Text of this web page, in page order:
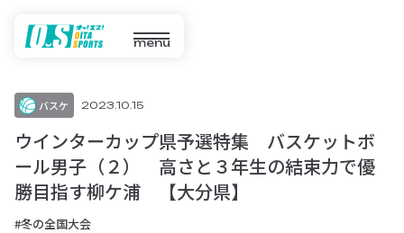
menu
バスケ 2023.10.15
ウインターカップ県予選特集 バスケットボ
ール男子（２） 高さと３年生の結束力で優
勝目指す柳ケ浦 【大分県】
#冬の全国大会